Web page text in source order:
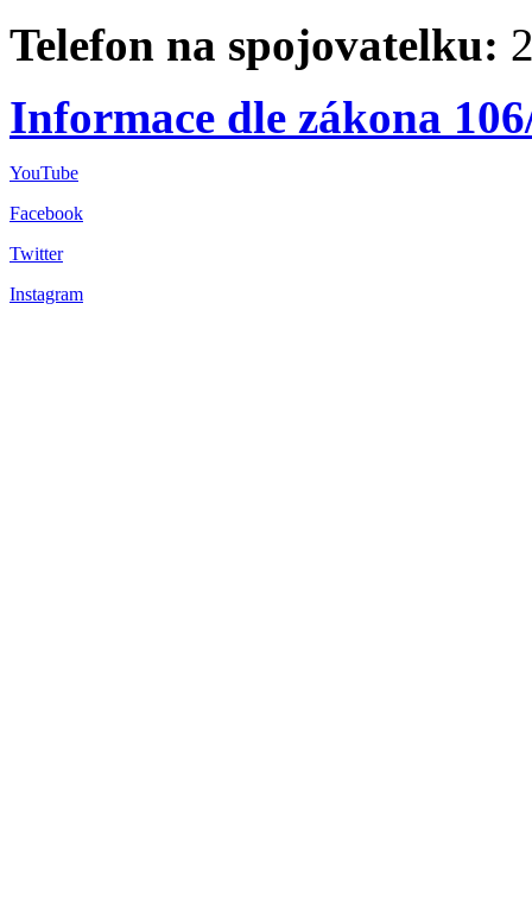
Telefon na spojovatelku:
Informace dle zákona
YouTube
Facebook
Twitter
Instagram